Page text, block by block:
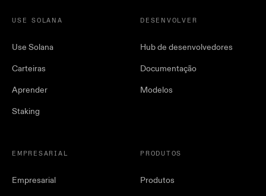
USE SOLANA
Use Solana
Carteiras
Aprender
Staking
DESENVOLVER
Hub de desenvolvedores
Documentação
Modelos
EMPRESARIAL
Empresarial
PRODUTOS
Produtos